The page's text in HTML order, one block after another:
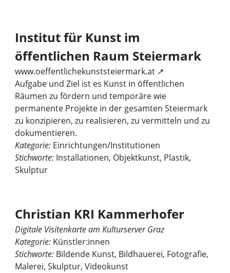
Institut für Kunst im
öffentlichen Raum Steiermark
www.oeffentlichekunststeiermark.at ↗
Aufgabe und Ziel ist es Kunst in öffentlichen
Räumen zu fördern und temporäre wie
permanente Projekte in der gesamten Steiermark
zu konzipieren, zu realisieren, zu vermitteln und zu
dokumentieren.
Kategorie: Einrichtungen/Institutionen
Stichworte: Installationen, Objektkunst, Plastik,
Skulptur
Christian KRI Kammerhofer
Digitale Visitenkarte am Kulturserver Graz
Kategorie: Künstler:innen
Stichworte: Bildende Kunst, Bildhauerei, Fotografie,
Malerei, Skulptur, Videokunst